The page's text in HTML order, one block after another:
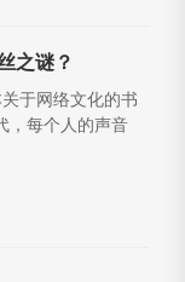
之谜？
于网络文化的书
，每个人的声音